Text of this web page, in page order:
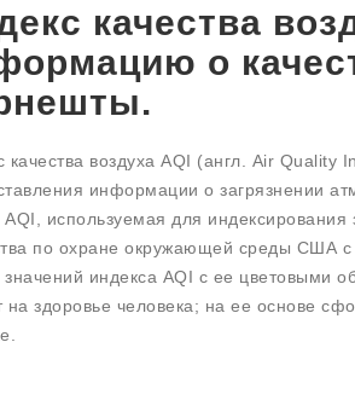
качества
о
качества воздуха AQI (англ. Air
информации о загрязнении
используемая для
по охране окружающей среды США
индекса AQI с ее цветовыми
на здоровье человека; на ее основе